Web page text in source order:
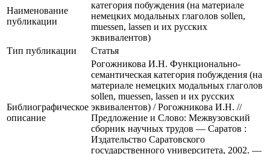
Наименование
публикации
категория побуждения (на материале
немецких модальных глаголов sollen,
muessen, lassen и их русских
эквивалентов)
Тип публикации
Статья
Библиографическое
описание
Рогожникова И.Н. Функционально-
семантическая категория побуждения (на
материале немецких модальных глаголов
sollen, muessen, lassen и их русских
эквивалентов) / Рогожникова И.Н. //
Предложение и Слово: Межвузовский
сборник научных трудов — Саратов :
Издательство Саратовского
государственного университета, 2002. —